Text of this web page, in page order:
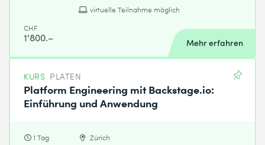
virtuelle Teilnahme möglich
CHF
1'800.– Mehr erfahren
KURS PLATEN
Platform Engineering mit Backstage.io:
Einführung und Anwendung
1 Tag
Zürich